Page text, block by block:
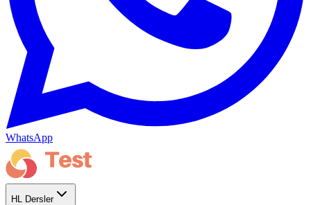
WhatsApp
HL Dersler